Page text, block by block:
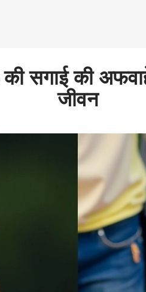
सगाई की
जीवन